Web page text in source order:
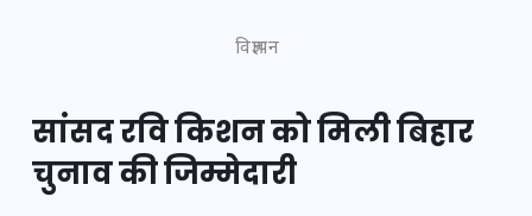
विज्ञापन
सांसद रवि किशन को मिली बिहार
चुनाव की जिम्मेदारी